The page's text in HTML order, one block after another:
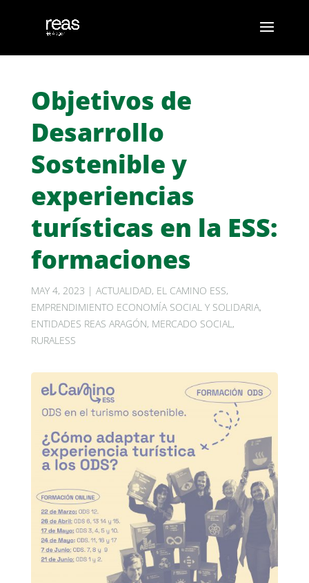
Objetivos de
Desarrollo
Sostenible y
experiencias
turísticas en la ESS:
formaciones
MAY 4, 2023 | ACTUALIDAD, EL CAMINO ESS,
EMPRENDIMIENTO ECONOMÍA SOCIAL Y SOLIDARIA,
ENTIDADES REAS ARAGÓN, MERCADO SOCIAL,
RURALESS